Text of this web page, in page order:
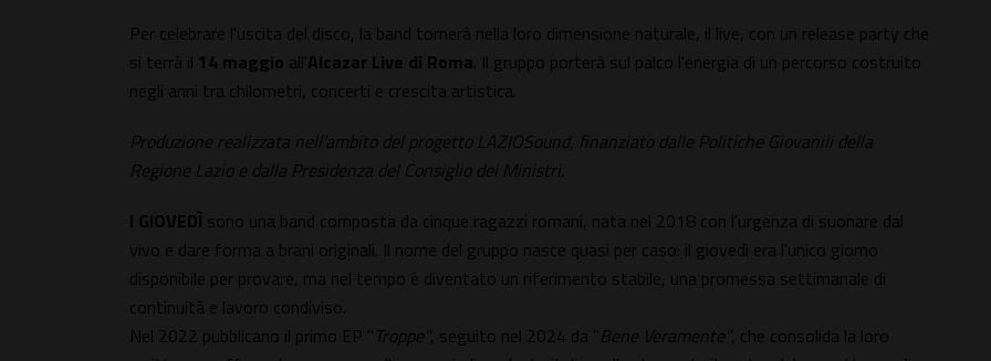
Per celebrare l'uscita del disco, la band tornerà nella loro dimensione naturale, il live, con un release party che
si terrà il 14 maggio all'Alcazar Live di Roma. Il gruppo porterà sul palco l'energia di un percorso costruito
negli anni tra chilometri, concerti e crescita artistica.
Produzione realizzata nell'ambito del progetto LAZIOSound, finanziato dalle Politiche Giovanili della
Regione Lazio e dalla Presidenza del Consiglio dei Ministri.
I GIOVEDÌ sono una band composta da cinque ragazzi romani, nata nel 2018 con l'urgenza di suonare dal
vivo e dare forma a brani originali. Il nome del gruppo nasce quasi per caso: il giovedì era l'unico giorno
disponibile per provare, ma nel tempo è diventato un riferimento stabile, una promessa settimanale di
continuità e lavoro condiviso.
Nel 2022 pubblicano il primo EP "Troppe" , seguito nel 2024 da "Bene Veramente" , che consolida la loro